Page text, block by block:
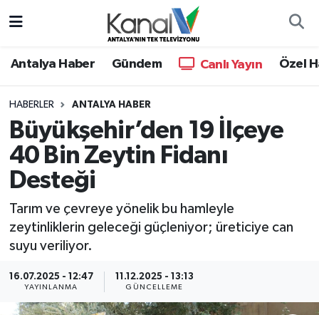
Antalya Haber Gündem Canlı Yayın Özel
HABERLER ANTALYA HABER
Büyükşehir’den 19 İlçeye
40 Bin Zeytin Fidanı
Desteği
Tarım ve çevreye yönelik bu hamleyle
zeytinliklerin geleceği güçleniyor; üreticiye can
suyu veriliyor.
16.07.2025 - 12:47
YAYINLANMA
11.12.2025 - 13:13
GÜNCELLEME
Antalya Haber
Dünya
Eğitim
Gündem
Günün Manşetleri
Haber Kuşakları
Hava Durumu
Trafik Durumu
Süper Lig Puan Durumu ve Fikstür
Son Dakika Haberleri
Haber Arşivi